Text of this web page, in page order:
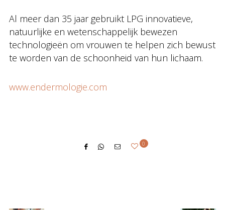
Al meer dan 35 jaar gebruikt LPG innovatieve,
natuurlijke en wetenschappelijk bewezen
technologieën om vrouwen te helpen zich bewust
te worden van de schoonheid van hun lichaam.
www.endermologie.com
0